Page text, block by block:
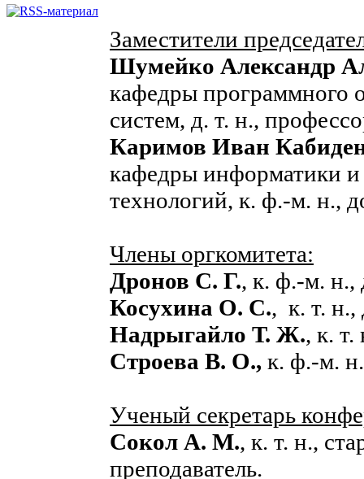
Заместители
Шумейко Александр
кафедры программного
систем, д. т. н.,
Каримов Иван
кафедры информатики
технологий, к. ф.‑м. н.,
Члены оргкомитета:
Дронов С. Г., к. ф.-м. н.,
Косухина О. С., к. т. н.,
Надрыгайло Т. Ж., к. т.
Строева В. О., к. ф.-м.
Ученый секретарь
Сокол А. М., к. т. н.,
преподаватель.